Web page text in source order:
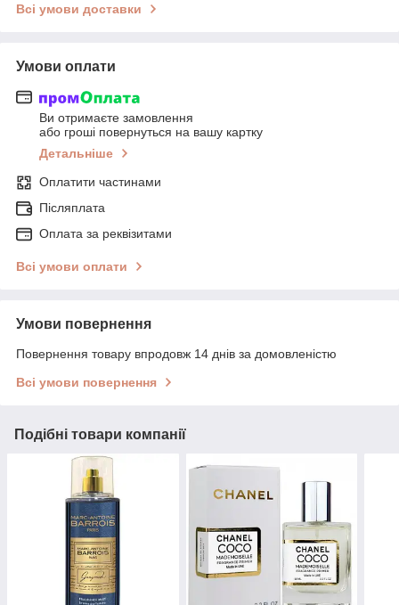
Всі умови доставки
Умови оплати
Ви отримаєте замовлення
або гроші повернуться на вашу картку
Детальніше
Оплатити частинами
Післяплата
Оплата за реквізитами
Всі умови оплати
Умови повернення
Повернення товару впродовж 14 днів за домовленістю
Всі умови повернення
Подібні товари компанії